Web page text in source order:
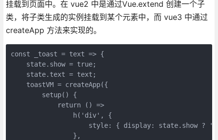
挂载到页面中。在 vue2 中是通过Vue.extend 创建一个子
类，将子类生成的实例挂载到某个元素中，而 vue3 中通过
createApp 方法来实现的。
const _toast = text => {
    state.show = true;
    state.text = text;
    toastVM = createApp({
        setup() {
            return () =>
                h('div', {
style: { display: state.show ?
                },